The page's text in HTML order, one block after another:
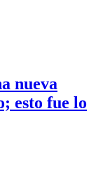
nueva
esto fue lo